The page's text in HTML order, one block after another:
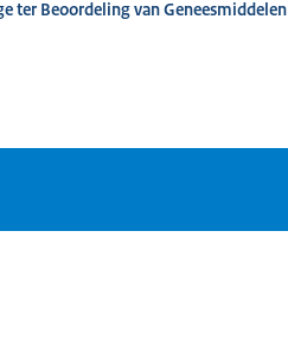
ter Beoordeling van Geneesmiddelen